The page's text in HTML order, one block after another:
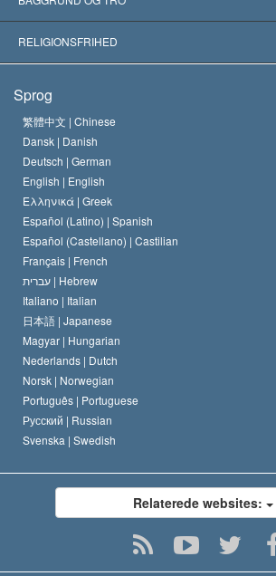
Skelsættende kendelser
Verdens førende eksperter
L. Ron Hubbard
Scientology kirkens trosbekendelse
En Scientologs Kodeks
David Miscavige
RELIGIONSFRIHED
Internationale standarder for
Bekendtgørelse om religion
Sprog
繁體中文 | Chinese
Dansk | Danish
Deutsch | German
English | English
Ελληνικά | Greek
Español (Latino) | Spanish
Español (Castellano) | Castilian
Français | French
עברית | Hebrew
Italiano | Italian
日本語 | Japanese
Magyar | Hungarian
Nederlands | Dutch
Norsk | Norwegian
Português | Portuguese
Русский | Russian
Svenska | Swedish
Relaterede websites: